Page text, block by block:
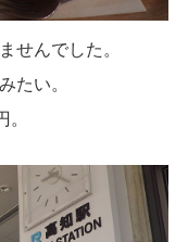
せんでした。
たい。